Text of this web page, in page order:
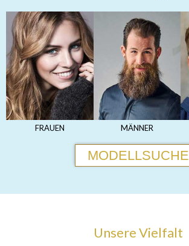
FRAUEN MÄNNER
MODELLSUCHE
Unsere Vielfalt